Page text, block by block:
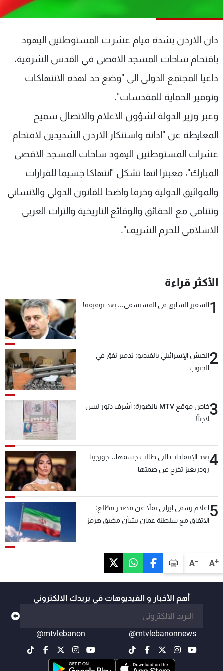
A+
A-
دان الاردن بشدة قيام عشرات المستوطنين اليهود
باقتحام ساحات المسجد الاقصى في القدس الشرقية،
داعيا المجتمع الدولي الى "وضع حد لهذه الانتهاكات
وتوفير الحماية للمقدسات".
وعبر وزير الدولة لشؤون الاعلام والاتصال سميح
المعايطة عن "ادانة واستنكار الاردن الشديدين لاقتحام
عشرات المستوطنين اليهود ساحات المسجد الاقصى
المبارك"، معبترا انها تشكل "انتهاكا جسيما للقرارات
والمواثيق الدولية وخرقا واضحا للقانون الدولي والانساني
وتتنافى مع الحقائق والوقائع التاريخية والتراث العربي
الاسلامي للحرم الشريف".
الأكثر قراءة
1السفير السابق في المستشفى... بعد توقيفه!
2الجيش الإسرائيلي بالفيديو: تدمير نفق في
الجنوب
3
خاص موقع MTV بالصّورة: أشرف دبّور ليس
لاجئاً!
4بعد الإنتقادات التي طالت جسمها... جورجينا
رودريغيز تخرج عن صمتها
5إعلام رسمي إيراني نقلاً عن مصدر مطّلع:
الاتفاق مع سلطنة عمان بشأن مضيق هرمز
أهم الأخبار و الفيديوهات في بريدك الالكتروني
@mtvlebanonnews
@mtvlebanon
عن MTV
لاعلاناتكم
وظائف
تواصل معنا
شروط الإسـتخدام